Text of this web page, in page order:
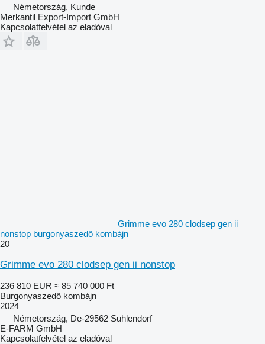
Németország, Kunde
Merkantil Export-Import GmbH
Kapcsolatfelvétel az eladóval
Grimme evo 280 clodsep gen ii
nonstop burgonyaszedő kombájn
20
Grimme evo 280 clodsep gen ii nonstop
236 810 EUR ≈ 85 740 000 Ft
Burgonyaszedő kombájn
2024
Németország, De-29562 Suhlendorf
E-FARM GmbH
Kapcsolatfelvétel az eladóval